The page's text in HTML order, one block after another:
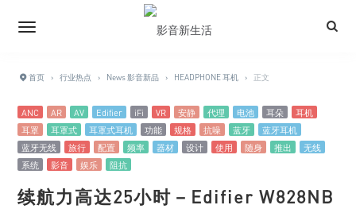
首页 › 行业热点 › News 影音新品 › HEADPHONE 耳机 › 正文
ANC AR AV Edifier iFi VR 安静 代理 电池 耳朵
耳机
耳罩
耳罩式 耳罩式耳机 功能 规格 抗噪 蓝牙
蓝牙耳机
蓝牙无线
旅行 配置 频率 器材 设计 使用 随身 推出
无线
系统
影音 娱乐 阻抗
续航力高达25小时－Edifier W828NB